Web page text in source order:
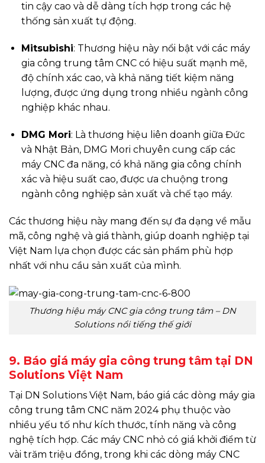
tin cậy cao và dễ dàng tích hợp trong các hệ
thống sản xuất tự động.
Mitsubishi: Thương hiệu này nổi bật với các máy
gia công trung tâm CNC có hiệu suất mạnh mẽ,
độ chính xác cao, và khả năng tiết kiệm năng
lượng, được ứng dụng trong nhiều ngành công
nghiệp khác nhau.
DMG Mori: Là thương hiệu liên doanh giữa Đức
và Nhật Bản, DMG Mori chuyên cung cấp các
máy CNC đa năng, có khả năng gia công chính
xác và hiệu suất cao, được ưa chuộng trong
ngành công nghiệp sản xuất và chế tạo máy.
Các thương hiệu này mang đến sự đa dạng về mẫu
mã, công nghệ và giá thành, giúp doanh nghiệp tại
Việt Nam lựa chọn được các sản phẩm phù hợp
nhất với nhu cầu sản xuất của mình.
Thương hiệu máy CNC gia công trung tâm – DN
Solutions nổi tiếng thế giới
9. Báo giá máy gia công trung tâm tại DN
Solutions Việt Nam
Tại DN Solutions Việt Nam, báo giá các dòng máy gia
công trung tâm CNC năm 2024 phụ thuộc vào
nhiều yếu tố như kích thước, tính năng và công
nghệ tích hợp. Các máy CNC nhỏ có giá khởi điểm từ
vài trăm triệu đồng, trong khi các dòng máy CNC